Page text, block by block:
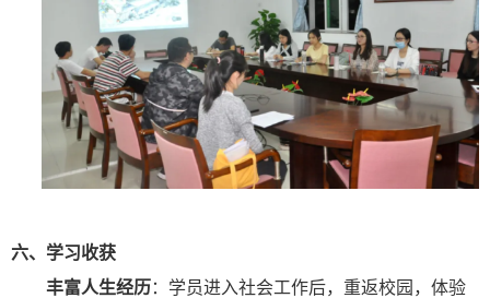
六、学习收获
丰富人生经历：学员进入社会工作后，重返校园，体验